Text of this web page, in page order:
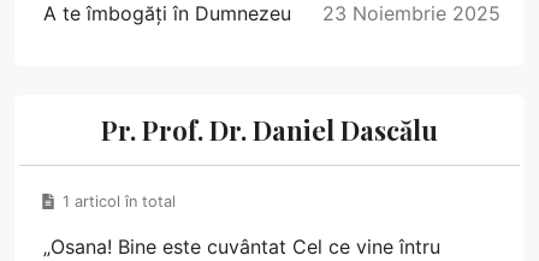
A te îmbogăți în Dumnezeu
23 Noiembrie 2025
Pr. Prof. Dr. Daniel Dascălu
1 articol în total
„Osana! Bine este cuvântat Cel ce vine întru